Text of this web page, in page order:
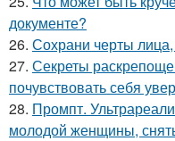
документе?
26. Сохрани черты лица,
27. Секреты
почувствовать себя
28. Промпт.
молодой женщины,